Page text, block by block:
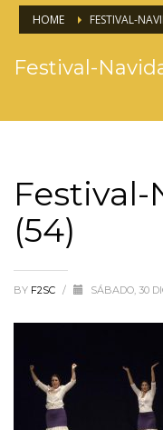
HOME FESTIVAL-
Festival-
Festival-
(54)
BY F2SC / SÁBADO, 30